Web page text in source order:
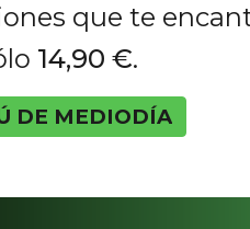
que te
14,90 €.
DE MEDIODÍA